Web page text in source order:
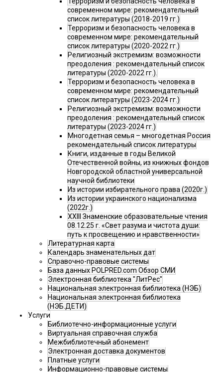
современном мире: рекомендательный
список литературы (2018-2019 гг.)
Терроризм и безопасность человека в
современном мире: рекомендательный
список литературы (2020-2022 гг.)
Религиозный экстремизм: возможности
преодоления : рекомендательный список
литературы (2020-2022 гг.).
Терроризм и безопасность человека в
современном мире: рекомендательный
список литературы (2023-2024 гг.)
Религиозный экстремизм: возможности
преодоления : рекомендательный список
литературы (2023-2024 гг.)
Многодетная семья – многодетная Россия
рекомендательный список литературы
Книги, изданные в годы Великой
Отечественной войны, из книжных фондов
Новгородской областной универсальной
научной библиотеки
Из истории избирательного права (2020г.)
Из истории украинского национализма
(2022г.)
XXIII Знаменские образовательные чтения
08.12.25 г. «Свет разума и чистота души:
путь к просвещению и нравственности»
Литературная карта
Календарь знаменательных дат
Справочно-правовые системы
База данных POLPRED.com Обзор СМИ
Электронная библиотека "ЛитРес"
Национальная электронная библиотека (НЭБ)
Национальная электронная библиотека
(НЭБ.ДЕТИ)
Услуги
Библиотечно-информационные услуги
Виртуальная справочная служба
Межбиблиотечный абонемент
Электронная доставка документов
Платные услуги
Информационно-правовые системы